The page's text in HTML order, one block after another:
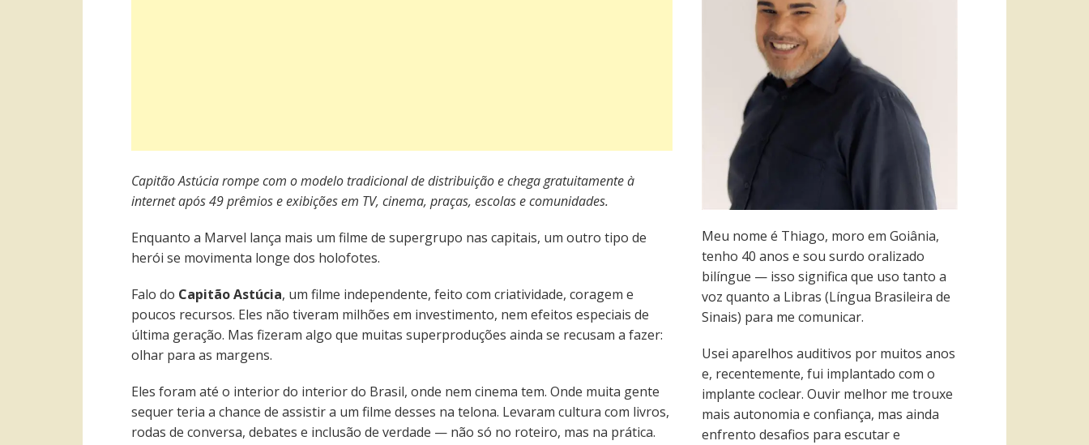
Capitão Astúcia rompe com o modelo tradicional de distribuição e chega gratuitamente à
internet após 49 prêmios e exibições em TV, cinema, praças, escolas e comunidades.
Enquanto a Marvel lança mais um filme de supergrupo nas capitais, um outro tipo de
herói se movimenta longe dos holofotes.
Falo do Capitão Astúcia, um filme independente, feito com criatividade, coragem e
poucos recursos. Eles não tiveram milhões em investimento, nem efeitos especiais de
última geração. Mas fizeram algo que muitas superproduções ainda se recusam a fazer:
olhar para as margens.
Eles foram até o interior do interior do Brasil, onde nem cinema tem. Onde muita gente
sequer teria a chance de assistir a um filme desses na telona. Levaram cultura com livros,
rodas de conversa, debates e inclusão de verdade — não só no roteiro, mas na prática.
Meu nome é Thiago, moro em Goiânia,
tenho 40 anos e sou surdo oralizado
bilíngue — isso significa que uso tanto a
voz quanto a Libras (Língua Brasileira de
Sinais) para me comunicar.
Usei aparelhos auditivos por muitos anos
e, recentemente, fui implantado com o
implante coclear. Ouvir melhor me trouxe
mais autonomia e confiança, mas ainda
enfrento desafios para escutar e